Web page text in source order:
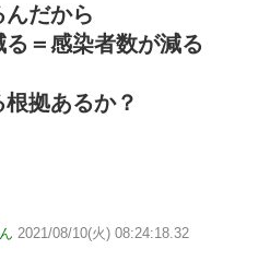
だから
＝感染者数が減る
拠あるか？
2021/08/10(火) 08:24:18.32